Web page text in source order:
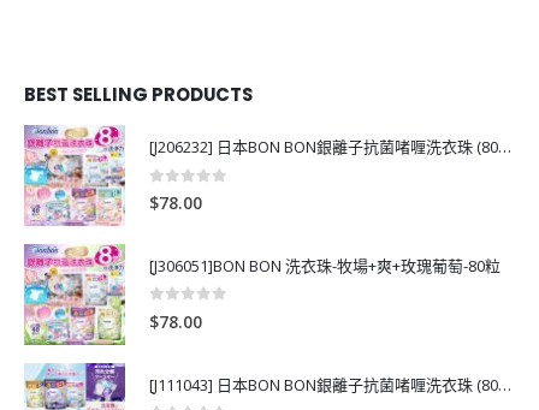
BEST SELLING PRODUCTS
[J206232] 日本BON BON銀離子抗菌啫喱洗衣珠 (80粒)
0
$78.00
[J306051]BON BON 洗衣珠-牧場+爽+玫瑰葡萄-80粒
0
$78.00
[J111043] 日本BON BON銀離子抗菌啫喱洗衣珠 (80粒)